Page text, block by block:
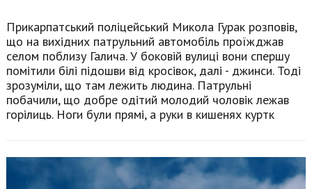
Прикарпатський поліцейський Микола Гурак розповів,
що на вихідних патрульний автомобіль проїжджав
селом поблизу Галича. У боковій вулиці вони спершу
помітили білі підошви від кросівок, далі - джинси. Тоді
зрозуміли, що там лежить людина. Патрульні
побачили, що добре одітий молодий чоловік лежав
горілиць. Ноги були прямі, а руки в кишенях куртк